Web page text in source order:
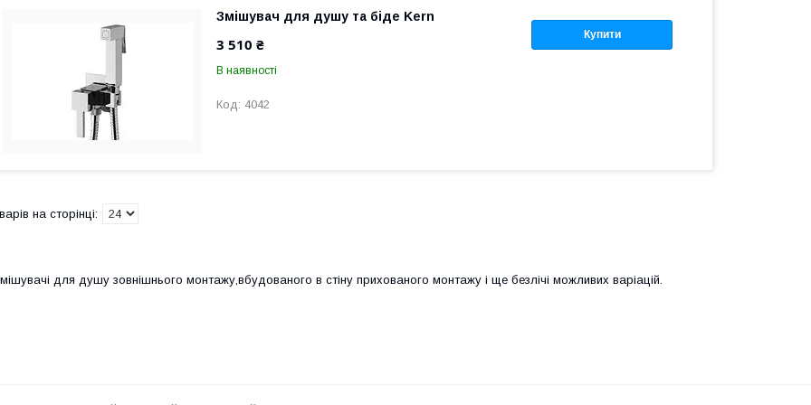
Купити
Змішувач для душу та біде Kern
3 510 ₴
В наявності
4042
для душу зовнішнього монтажу,вбудованого в стіну прихованого монтажу і ще безлічі можливих варіацій.